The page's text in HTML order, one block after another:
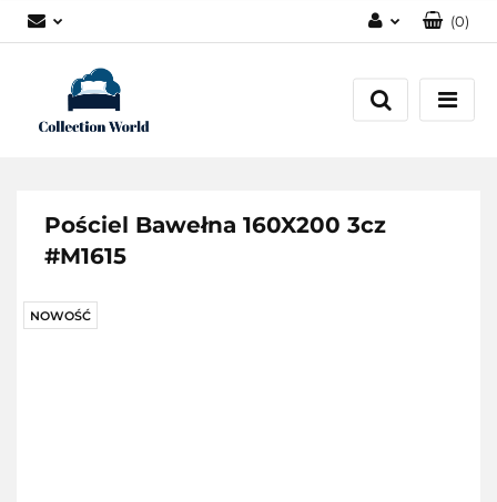
Zarejestruj się
(0)
Pościel Bawełna 160X200 3cz
#M1615
NOWOŚĆ